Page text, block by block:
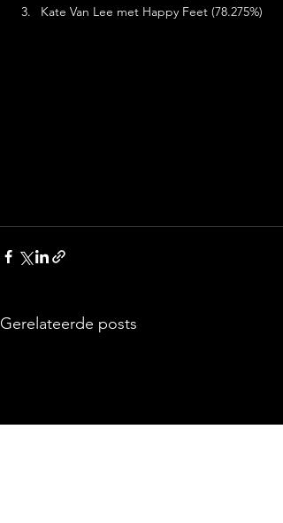
Kate Van Lee met Happy Feet (78.275%)
Gerelateerde posts